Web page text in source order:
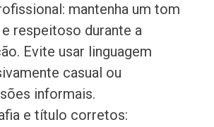
mantenha um tom
respeitoso durante a
Evite usar linguagem
casual ou
informais.
e título corretos: